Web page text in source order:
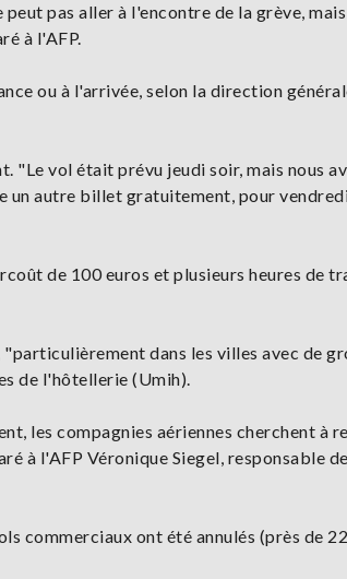
pas aller à l'encontre de la grève,
à l'AFP.
ou à l'arrivée, selon la direction
"Le vol était prévu jeudi soir, mais nous
un autre billet gratuitement, pour
de 100 euros et plusieurs heures de
dans les villes avec de
de l'hôtellerie (Umih).
les compagnies aériennes cherchent à
à l'AFP Véronique Siegel, responsable
commerciaux ont été annulés (près de